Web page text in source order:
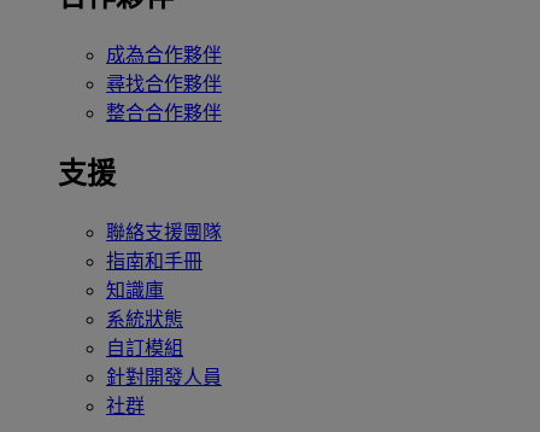
成為合作夥伴
尋找合作夥伴
整合合作夥伴
支援
聯絡支援團隊
指南和手冊
知識庫
系統狀態
自訂模組
針對開發人員
社群